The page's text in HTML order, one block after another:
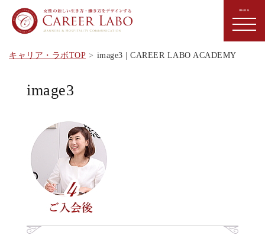
キャリア・ラボTOP image3 | CAREER LABO ACADEMY
image3